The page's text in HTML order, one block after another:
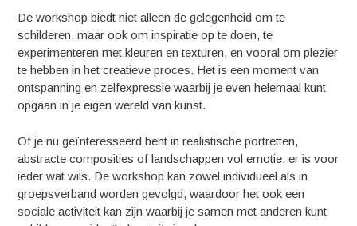
De workshop biedt niet alleen de gelegenheid om te
schilderen, maar ook om inspiratie op te doen, te
experimenteren met kleuren en texturen, en vooral om plezier
te hebben in het creatieve proces. Het is een moment van
ontspanning en zelfexpressie waarbij je even helemaal kunt
opgaan in je eigen wereld van kunst.
Of je nu geïnteresseerd bent in realistische portretten,
abstracte composities of landschappen vol emotie, er is voor
ieder wat wils. De workshop kan zowel individueel als in
groepsverband worden gevolgd, waardoor het ook een
sociale activiteit kan zijn waarbij je samen met anderen kunt